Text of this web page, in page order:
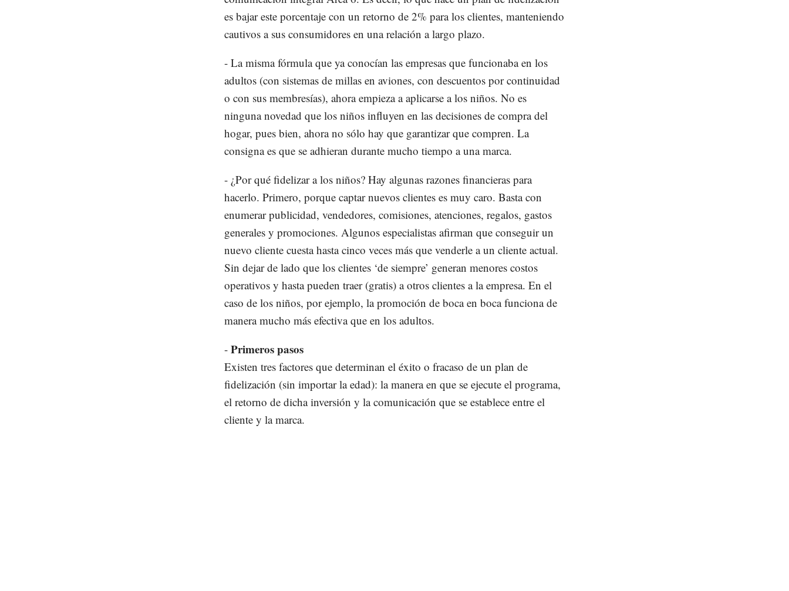
es bajar este porcentaje con un retorno de 2% para los clientes, manteniendo
cautivos a sus consumidores en una relación a largo plazo.
- La misma fórmula que ya conocían las empresas que funcionaba en los
adultos (con sistemas de millas en aviones, con descuentos por continuidad
o con sus membresías), ahora empieza a aplicarse a los niños. No es
ninguna novedad que los niños influyen en las decisiones de compra del
hogar, pues bien, ahora no sólo hay que garantizar que compren. La
consigna es que se adhieran durante mucho tiempo a una marca.
- ¿Por qué fidelizar a los niños? Hay algunas razones financieras para
hacerlo. Primero, porque captar nuevos clientes es muy caro. Basta con
enumerar publicidad, vendedores, comisiones, atenciones, regalos, gastos
generales y promociones. Algunos especialistas afirman que conseguir un
nuevo cliente cuesta hasta cinco veces más que venderle a un cliente actual.
Sin dejar de lado que los clientes ‘de siempre’ generan menores costos
operativos y hasta pueden traer (gratis) a otros clientes a la empresa. En el
caso de los niños, por ejemplo, la promoción de boca en boca funciona de
manera mucho más efectiva que en los adultos.
- Primeros pasos
Existen tres factores que determinan el éxito o fracaso de un plan de
fidelización (sin importar la edad): la manera en que se ejecute el programa,
el retorno de dicha inversión y la comunicación que se establece entre el
cliente y la marca.